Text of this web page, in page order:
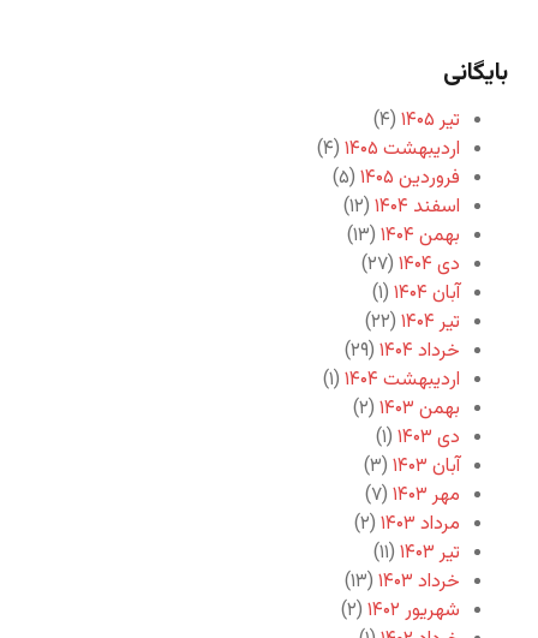
بایگانی
تیر ۱۴۰۵
(۴)
اردیبهشت ۱۴۰۵
(۴)
فروردین ۱۴۰۵
(۵)
اسفند ۱۴۰۴
(۱۲)
بهمن ۱۴۰۴
(۱۳)
دی ۱۴۰۴
(۲۷)
آبان ۱۴۰۴
(۱)
تیر ۱۴۰۴
(۲۲)
خرداد ۱۴۰۴
(۲۹)
اردیبهشت ۱۴۰۴
(۱)
بهمن ۱۴۰۳
(۲)
دی ۱۴۰۳
(۱)
آبان ۱۴۰۳
(۳)
مهر ۱۴۰۳
(۷)
مرداد ۱۴۰۳
(۲)
تیر ۱۴۰۳
(۱۱)
خرداد ۱۴۰۳
(۱۳)
شهریور ۱۴۰۲
(۲)